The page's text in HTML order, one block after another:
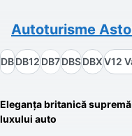
Autoturisme
DBDB12DB7DBSDBXV12
Eleganța britanică
luxului auto